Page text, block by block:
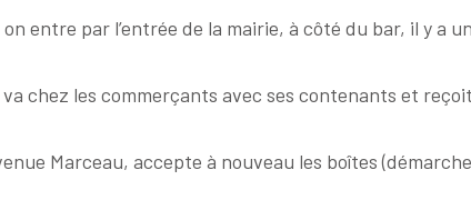
entre par l’entrée de la mairie, à côté du bar, il y a
chez les commerçants avec ses contenants et
Marceau, accepte à nouveau les boîtes